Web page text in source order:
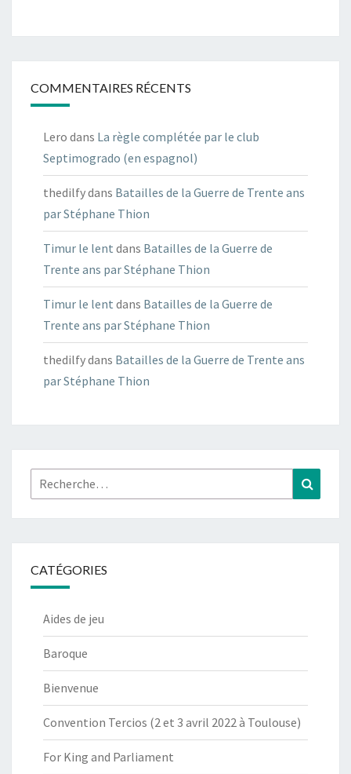
COMMENTAIRES RÉCENTS
Lero dans La règle complétée par le club
Septimogrado (en espagnol)
thedilfydans Batailles de la Guerre de Trente ans
par Stéphane Thion
Timur le lent dans Batailles de la Guerre de
Trente ans par Stéphane Thion
Timur le lent dans Batailles de la Guerre de
Trente ans par Stéphane Thion
thedilfydans Batailles de la Guerre de Trente ans
par Stéphane Thion
Rechercher :
CATÉGORIES
Aides de jeu
Baroque
Bienvenue
Convention Tercios (2 et 3 avril 2022 à Toulouse)
For King and Parliament